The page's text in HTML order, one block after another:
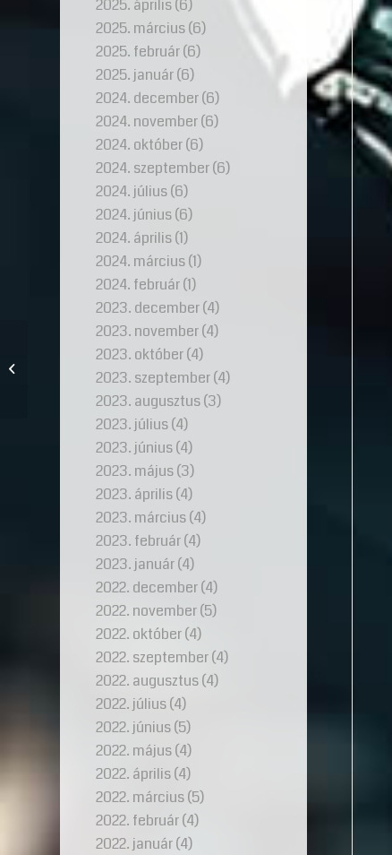
2025. április(6)
2025. március(6)
2025. február(6)
2025. január(6)
2024. december(6)
2024. november(6)
2024. október(6)
2024. szeptember(6)
2024. július(6)
2024. június(6)
2024. április(1)
2024. március(1)
2024. február(1)
2023. december(4)
2023. november(4)
2023. október(4)
2023. szeptember(4)
2023. augusztus(3)
2023. július(4)
2023. június(4)
2023. május(3)
2023. április(4)
2023. március(4)
2023. február(4)
2023. január(4)
2022. december(4)
2022. november(5)
2022. október(4)
2022. szeptember(4)
2022. augusztus(4)
2022. július(4)
2022. június(5)
2022. május(4)
2022. április(4)
2022. március(5)
2022. február(4)
2022. január(4)
üzenetek: Gravírozási
ötletek a karikagyűrű